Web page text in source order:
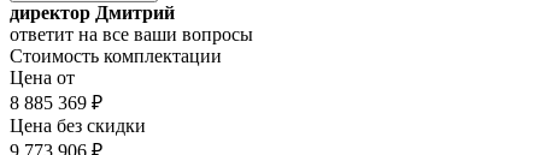
директор Дмитрий
ответит на все ваши вопросы
Стоимость комплектации
Цена от
8 885 369 ₽
Цена без скидки
9 773 906 ₽